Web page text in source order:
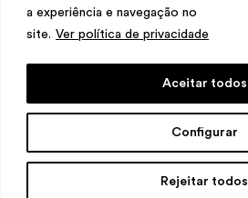
a experiência e navegação no
site. Ver política de privacidade
Configurar
Rejeitar todos
Aceitar todos